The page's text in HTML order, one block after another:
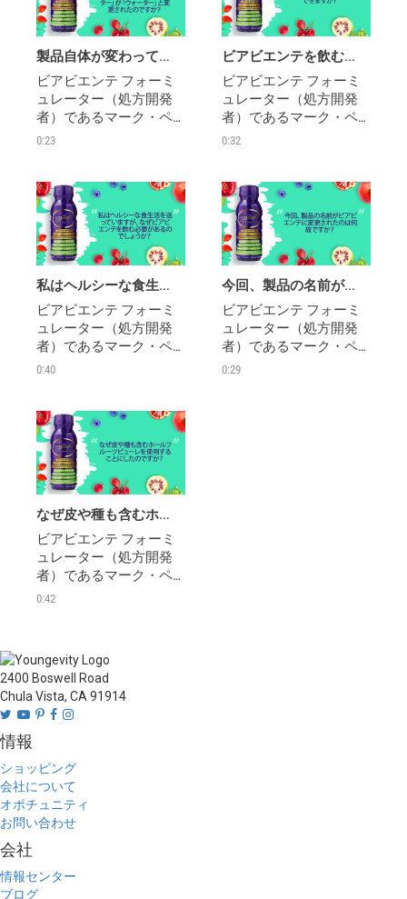
製品自体が変わっていないのであれば、なぜラベル上原材料の「ミネラルウォーター」が「ウォーター」と変更されたのですか？
ビアビエンテ フォーミ
ュレーター（処方開発
者）であるマーク・ペ
ダーセン博士 NDが、愛
答えます
0:23
ビアビエンテを飲むことによりどのような効果を期待できますか？
ビアビエンテ フォーミ
ュレーター（処方開発
者）であるマーク・ペ
ダーセン博士 NDが、愛
答えます
0:32
私はヘルシーな食生活を送っていますが、なぜビアビエンテを飲む必要があるのでしょうか？
ビアビエンテ フォーミ
ュレーター（処方開発
者）であるマーク・ペ
ダーセン博士 NDが、愛
答えます
0:40
今回、製品の名前がビアビエンテに変更されたのは何故ですか？
ビアビエンテ フォーミ
ュレーター（処方開発
者）であるマーク・ペ
ダーセン博士 NDが、愛
0:29
なぜ皮や種も含むホールフルーツピューレを使用することにしたのですか？
ビアビエンテ フォーミ
ュレーター（処方開発
者）であるマーク・ペ
ダーセン博士 NDが、愛
0:42
2400 Boswell Road
Chula Vista, CA 91914
情報
ショッピング
会社について
オポチュニティ
お問い合わせ
会社
情報センター
ブログ